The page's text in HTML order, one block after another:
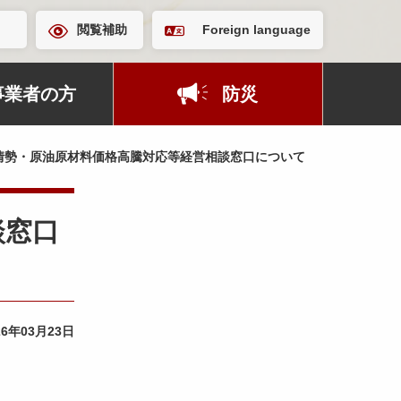
閲覧補助 Foreign language
業者の方 防災
・原油原材料価格高騰対応等経営相談窓口について
口
年03月23日